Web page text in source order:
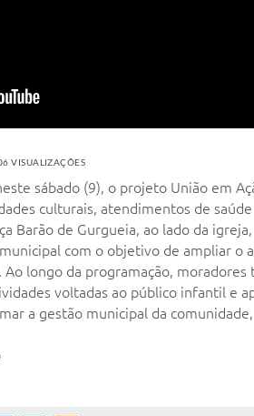
VISUALIZAÇÕES
sábado (9), o projeto União em
culturais, atendimentos de
Barão de Gurgueia, ao lado da
com o objetivo de ampliar o
longo da programação,
voltadas ao público infantil e
a gestão municipal da